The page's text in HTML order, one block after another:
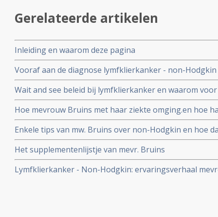
Gerelateerde artikelen
Inleiding en waarom deze pagina
Vooraf aan de diagnose lymfklierkanker - non-Hodgkin
Wait and see beleid bij lymfklierkanker en waarom
aanvullend voedingsuppletie gekozen
Hoe mevrouw Bruins met haar ziekte omging.en hoe
aanpak uitpakte
Enkele tips van mw. Bruins over non-Hodgkin en hoe
Het supplementenlijstje van mevr. Bruins
Lymfklierkanker - Non-Hodgkin: ervaringsverhaal